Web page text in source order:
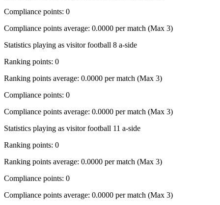
Compliance points: 0
Compliance points average: 0.0000 per match (Max 3)
Statistics playing as visitor football 8 a-side
Ranking points: 0
Ranking points average: 0.0000 per match (Max 3)
Compliance points: 0
Compliance points average: 0.0000 per match (Max 3)
Statistics playing as visitor football 11 a-side
Ranking points: 0
Ranking points average: 0.0000 per match (Max 3)
Compliance points: 0
Compliance points average: 0.0000 per match (Max 3)